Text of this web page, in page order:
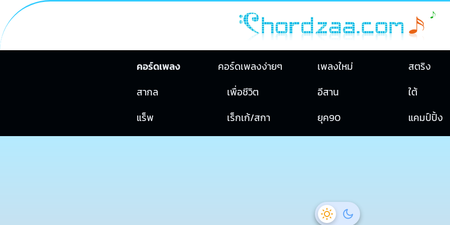
คอร์ดเพลง คอร์ดเพลงง่ายๆ เพลงใหม่
สตริง
สากล
เพื่อชีวิต อีสาน
ใต้
แร็พ
เร็กเก้/สกา ยุค90 แคมป์ปิ้ง